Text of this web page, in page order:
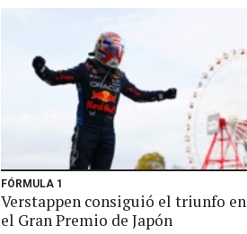
FÓRMULA 1
Verstappen consiguió el triunfo en
el Gran Premio de Japón